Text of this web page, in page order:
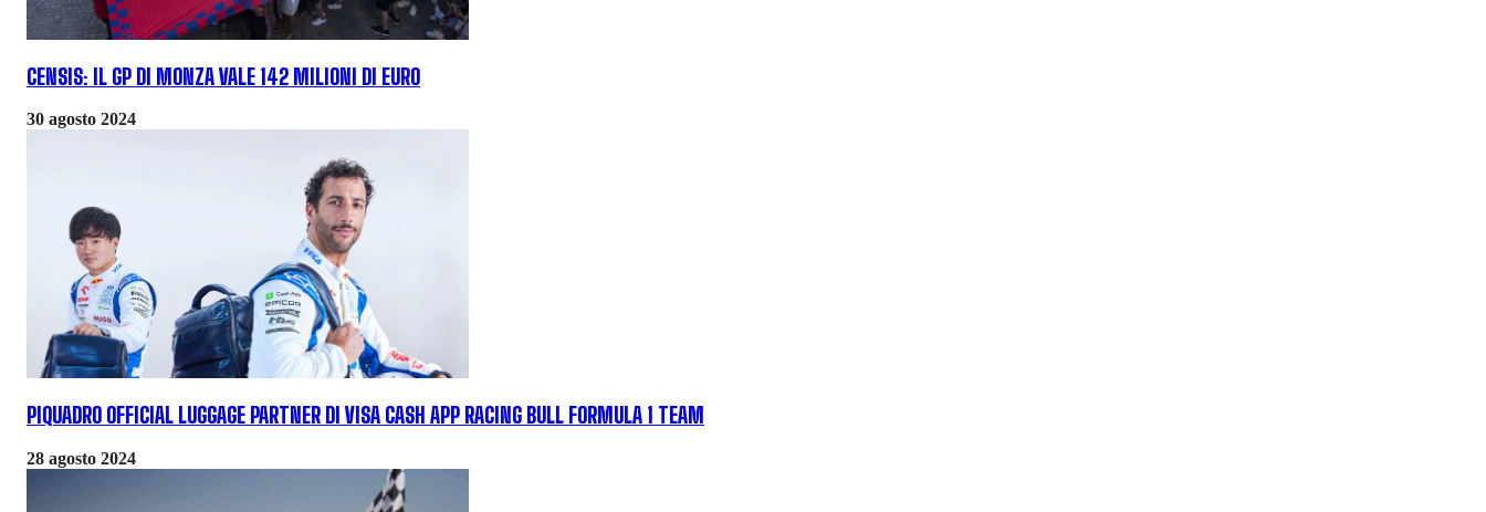
CENSIS: IL GP DI MONZA VALE 142 MILIONI DI EURO
30 agosto 2024
PIQUADRO OFFICIAL LUGGAGE PARTNER DI VISA CASH APP RACING BULL FORMULA 1 TEAM
28 agosto 2024